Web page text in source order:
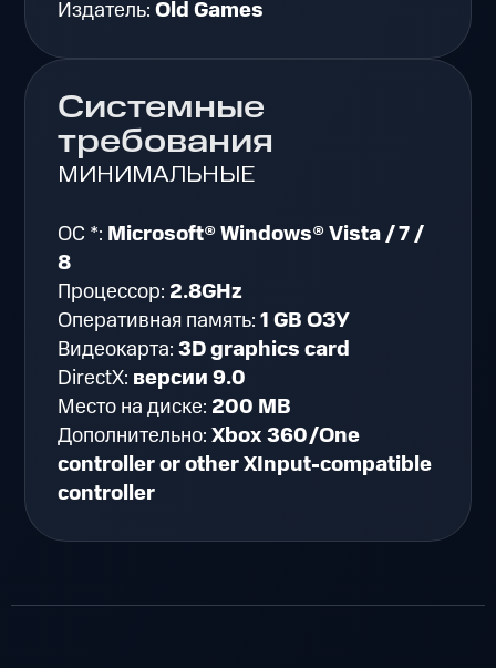
Издатель:Old Games
Системные
требования
МИНИМАЛЬНЫЕ
ОС *: Microsoft® Windows® Vista / 7 /
8
Процессор: 2.8GHz
Оперативная память:1 GB ОЗУ
Видеокарта:3D graphics card
DirectX: версии 9.0
Место на диске: 200 MB
Дополнительно:Xbox 360/One
controller or other XInput-compatible
controller